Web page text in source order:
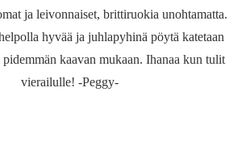
ja leivonnaiset, brittiruokia unohtamatta.
hyvää ja juhlapyhinä pöytä katetaan
kaavan mukaan. Ihanaa kun tulit
vierailulle! -Peggy-